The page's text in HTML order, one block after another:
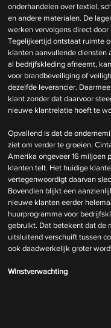
onderhandelen over textiel,
en andere materialen. De
werken vervolgens direct door
Tegelijkertijd ontstaat ruimte
klanten aanvullende diensten
al bedrijfskleding afneemt,
voor brandbeveiliging of
dezelfde leverancier.
klant zonder dat daarvoor
nieuwe klantrelatie hoeft te
Opvallend is dat de
ziet om verder te groeien.
Amerika ongeveer 16 miljoen
klanten telt. Het huidige
vertegenwoordigt daarvan
Bovendien blijkt een
nieuwe klanten eerder
huurprogramma voor
gebruikt. Dat betekent dat de
uitsluitend verschuift tussen
ook daadwerkelijk groter
Winstverwachting